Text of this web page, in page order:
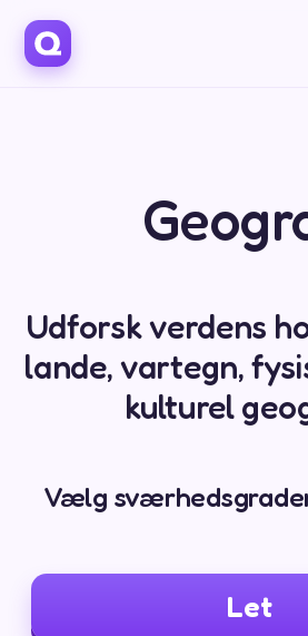
Udforsk verdens
lande, vartegn,
kulturel
Vælg
Let